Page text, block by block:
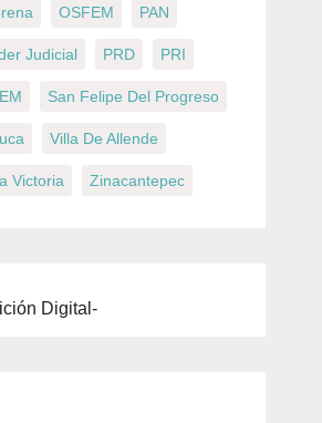
OSFEM PAN
Judicial PRD PRI
San Felipe Del Progreso
Villa De Allende
Victoria Zinacantepec
Digital-